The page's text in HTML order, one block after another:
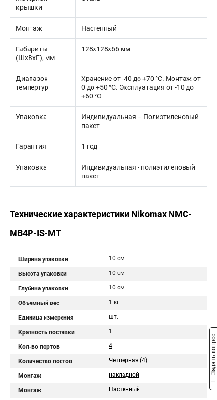
крышки
Монтаж Настенный
Габариты
(ШхВхГ), мм
128x128x66 мм
Диапазон
темпертур
Хранение от -40 до +70 °C. Монтаж от
0 до +50 °C. Эксплуатация от -10 до
+60 °C
Упаковка
Индивидуальная – Полиэтиленовый
пакет
Гарантия 1 год
Упаковка
Индивидуальная - полиэтиленовый
пакет
Технические характеристики Nikomax NMC-
MB4P-IS-MT
Ширина упаковки 10 см
Высота упаковки 10 см
Глубина упаковки 10 см
Объемный вес 1 кг
Единица измерения шт.
Кратность поставки 1
Кол-во портов 4
Количество постов Четверная (4)
Монтаж накладной
Монтаж Настенный
Задать вопрос